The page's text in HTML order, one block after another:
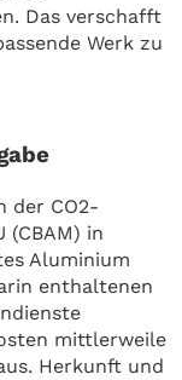
Das verschafft
Werk zu
der CO2-
(CBAM) in
Aluminium
enthaltenen
mittlerweile
Herkunft und